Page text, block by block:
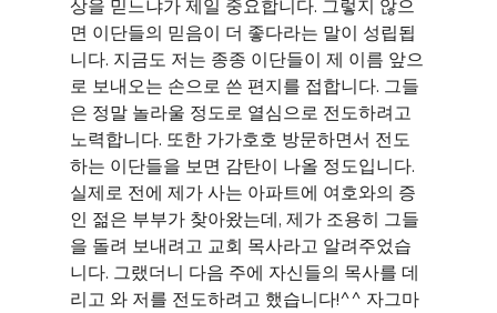
상을 믿느냐가 제일 중요합니다. 그렇지 않으
면 이단들의 믿음이 더 좋다라는 말이 성립됩
니다. 지금도 저는 종종 이단들이 제 이름 앞으
로 보내오는 손으로 쓴 편지를 접합니다. 그들
은 정말 놀라울 정도로 열심으로 전도하려고
노력합니다. 또한 가가호호 방문하면서 전도
하는 이단들을 보면 감탄이 나올 정도입니다.
실제로 전에 제가 사는 아파트에 여호와의 증
인 젊은 부부가 찾아왔는데, 제가 조용히 그들
을 돌려 보내려고 교회 목사라고 알려주었습
니다. 그랬더니 다음 주에 자신들의 목사를 데
리고 와 저를 전도하려고 했습니다!^^ 자그마